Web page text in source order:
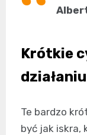
Krótkie
działaniu
Te bardzo
być jak iskra,